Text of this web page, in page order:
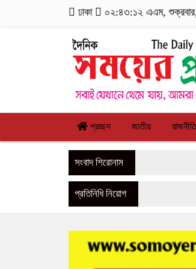
ঢাকা ০২:৪৩:১৩ এএম,
প্রচ্ছদ জাতীয় রাজনীতি
সংবাদ শিরোনাম
প্রতিনিধি নিয়োগ